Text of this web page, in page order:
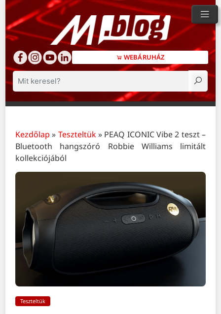
WEBÁRUHÁZ
Keresés
Kezdőlap » Teszteltük» PEAQ ICONIC Vibe 2 teszt –
Bluetooth hangszóró Robbie Williams limitált
kollekciójából
Teszteltük